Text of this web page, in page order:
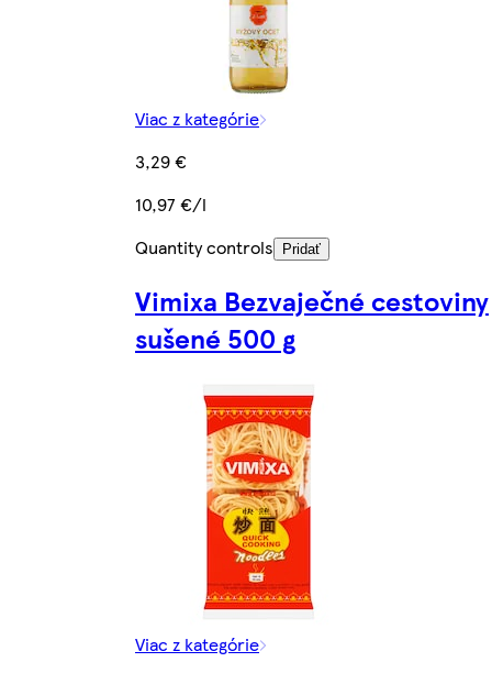
Viac z kategórie
3,29 €
10,97 €/l
Quantity controls
Pridať
Vimixa Bezvaječné cestoviny
sušené 500 g
Viac z kategórie